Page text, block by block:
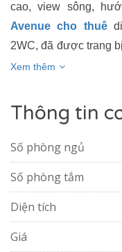
cao, view sông,
Avenue cho thuê
2WC, đã được trang
căn hộ The Sun
Hồ bơi, Gym, nhà
mọi nhu cầu của
Avenue cho thuê
lớn, trường học quốc
Xem thêm
Thông tin
Số phòng ngủ
Số phòng tắm
Diện tích
Giá